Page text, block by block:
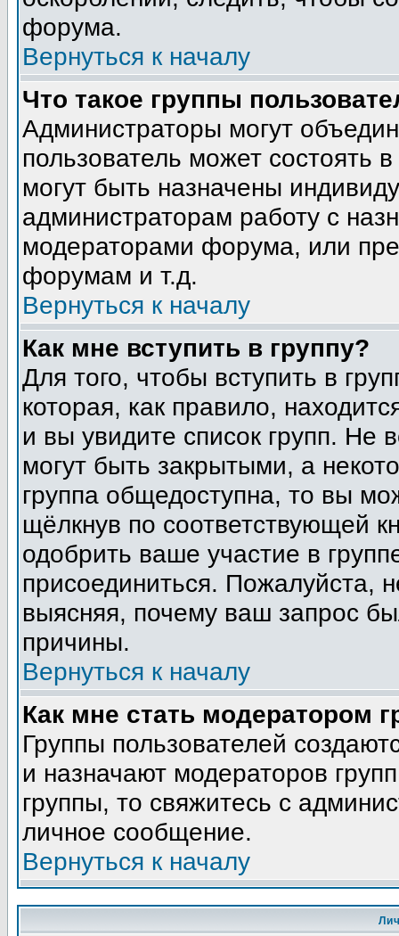
форума.
Вернуться к началу
Что такое группы
Администраторы могут
пользователь может состоять
могут быть назначены
администраторам работу с
модераторами форума, или
форумам и т.д.
Вернуться к началу
Как мне вступить в группу?
Для того, чтобы вступить в
которая, как правило,
и вы увидите список групп. Не
могут быть закрытыми, а
группа общедоступна, то вы
щёлкнув по соответствующей
одобрить ваше участие в
присоединиться. Пожалуйста,
выясняя, почему ваш запрос
причины.
Вернуться к началу
Как мне стать модератором
Группы пользователей
и назначают модераторов
группы, то свяжитесь с
личное сообщение.
Вернуться к началу